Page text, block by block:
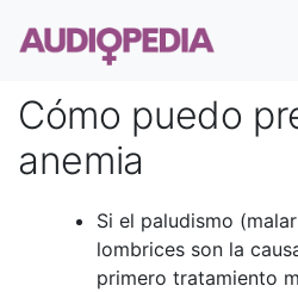
Cómo puedo
anemia
Si el paludismo
lombrices son la
primero tratamiento